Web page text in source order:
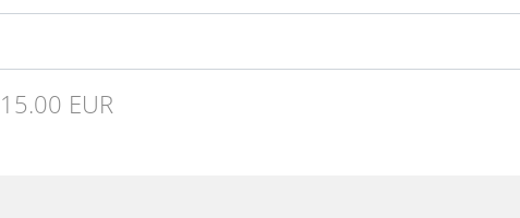
EUR